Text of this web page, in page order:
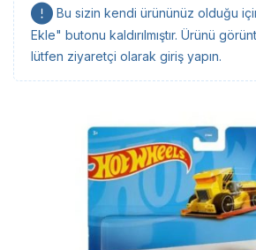
Bu sizin kendi ürününüz olduğu
Ekle" butonu kaldırılmıştır. Ürünü
lütfen ziyaretçi olarak giriş yapın.